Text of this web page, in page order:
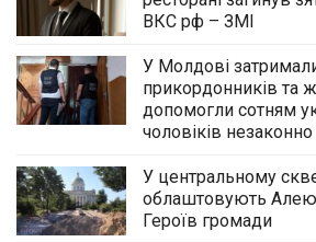
ВКС рф – ЗМІ
У Молдові
прикордонників та
допомогли сотням
чоловіків
У центральному
облаштовують
Героїв громади